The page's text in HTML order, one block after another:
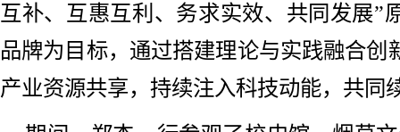
互补、互惠互利、务求实效、共同发展”
品牌为目标，通过搭建理论与实践融合创
产业资源共享，持续注入科技动能，共同